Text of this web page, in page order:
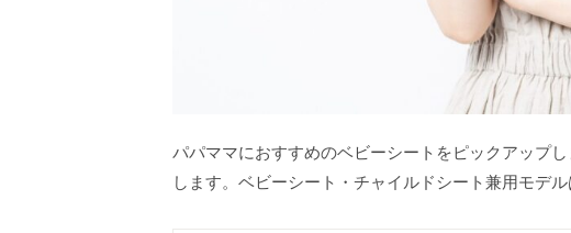
パパママにおすすめのベビーシートをピックアップ
します。ベビーシート・チャイルドシート兼用モデ